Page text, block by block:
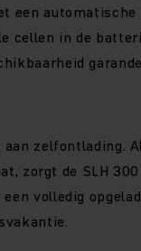
een
cellen in de
zelfontlading.
zorgt de SLH
volledig